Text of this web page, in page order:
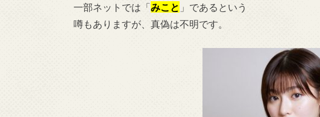
一部ネットでは「みこと 」であるという
噂もありますが、真偽は不明です。